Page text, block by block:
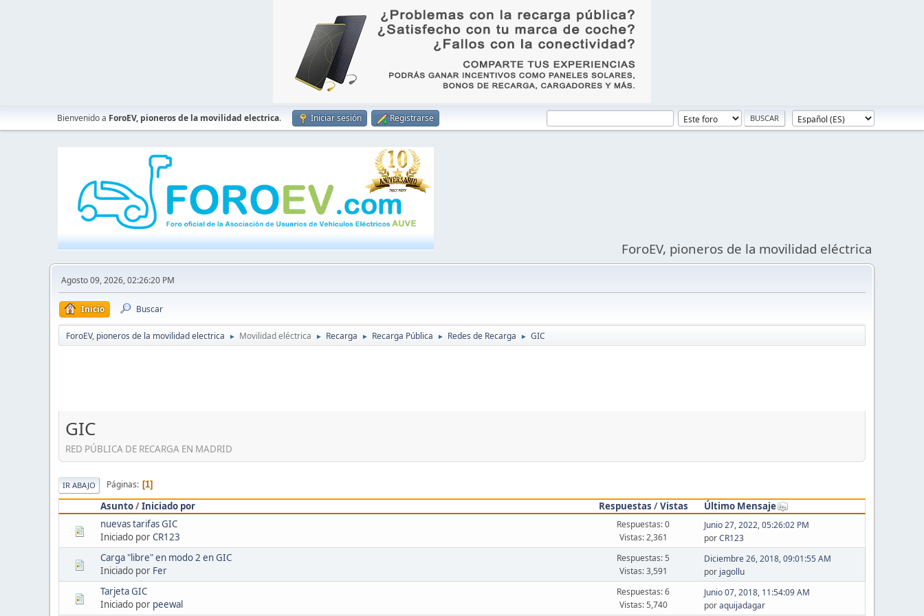
Bienvenido a ForoEV, pioneros de la movilidad electrica. Iniciar sesión Registrarse
ForoEV, pioneros de la movilidad eléctrica
Agosto 09, 2026, 02:26:20 PM
Inicio Buscar
ForoEV, pioneros de la movilidad electrica ► Movilidad eléctrica ► Recarga ► Recarga Pública ► Redes de Recarga ► GIC
GIC
RED PÚBLICA DE RECARGA EN MADRID
IR ABAJO Páginas 1
Asunto/Iniciado por Respuestas /Vistas
Último Mensaje
nuevas tarifas GIC
Iniciado porCR123
Respuestas: 0
Vistas: 2,361
Junio 27, 2022, 05:26:02 PM
porCR123
Carga "libre" en modo 2 en GIC
Iniciado por Fer
Respuestas: 5
Vistas: 3,591
Diciembre 26, 2018, 09:01:55 AM
por jagollu
Tarjeta GIC
Iniciado por peewal
Respuestas: 6
Vistas: 5,740
Junio 07, 2018, 11:54:09 AM
poraquijadagar